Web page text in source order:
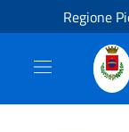
Salta al contenuto
Regione